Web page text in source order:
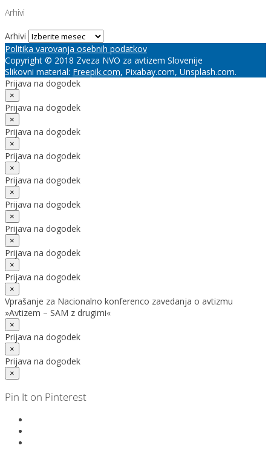
Arhivi
Arhivi
Politika varovanja osebnih podatkov
Copyright © 2018 Zveza NVO za avtizem Slovenije
Slikovni material: Freepik.com, Pixabay.com, Unsplash.com.
Prijava na dogodek
×
Prijava na dogodek
×
Prijava na dogodek
×
Prijava na dogodek
×
Prijava na dogodek
×
Prijava na dogodek
×
Prijava na dogodek
×
Prijava na dogodek
×
Prijava na dogodek
×
Vprašanje za Nacionalno konferenco zavedanja o avtizmu
»Avtizem – SAM z drugimi«
×
Prijava na dogodek
×
Prijava na dogodek
×
Pin It on Pinterest